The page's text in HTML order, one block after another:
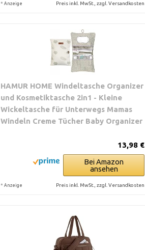
* Anzeige Preis inkl. MwSt., zzgl. Versandkosten
HAMUR HOME Windeltasche Organizer
und Kosmetiktasche 2in1 - Kleine
Wickeltasche für Unterwegs Mamas
Windeln Creme Tücher Baby Organizer
13,98 €
Bei Amazon
ansehen
* Anzeige Preis inkl. MwSt., zzgl. Versandkosten